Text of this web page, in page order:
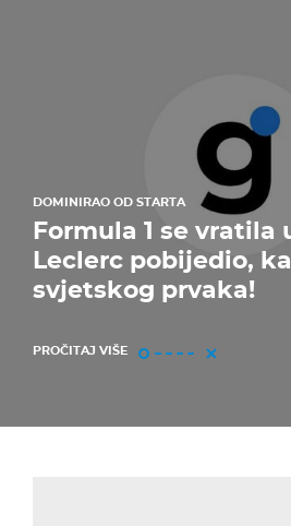
DOMINIRAO OD STARTA
Formula 1 se vratila
Leclerc pobijedio,
svjetskog prvaka!
PROČITAJ VIŠE